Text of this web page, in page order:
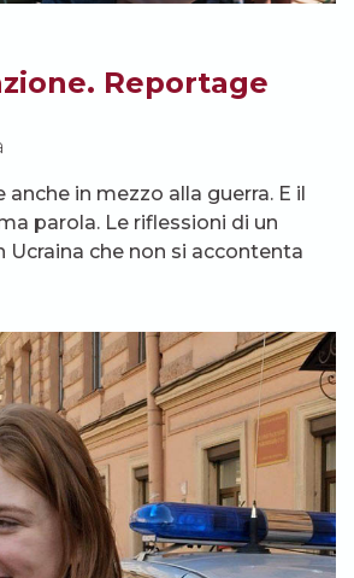
Reportage
anche in mezzo alla guerra. E il
parola. Le riflessioni di un
Ucraina che non si accontenta